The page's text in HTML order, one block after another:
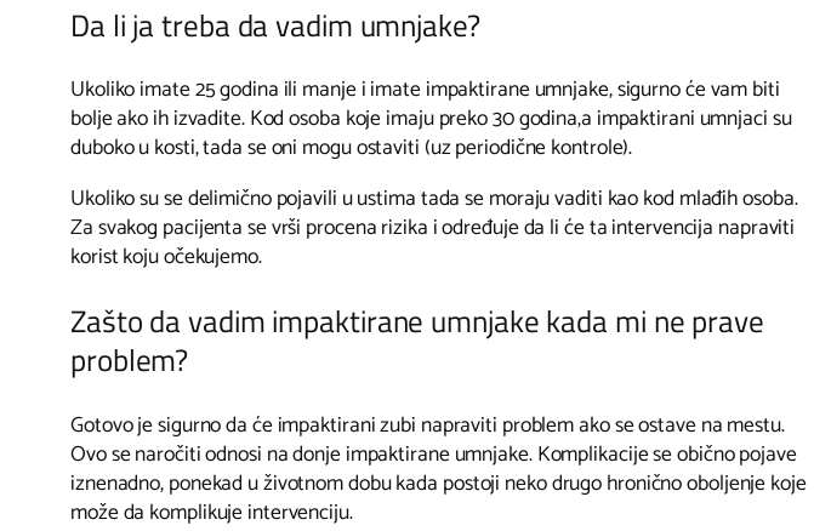
Da li ja treba da vadim umnjake?
Ukoliko imate 25 godina ili manje i imate impaktirane umnjake, sigurno će vam biti
bolje ako ih izvadite. Kod osoba koje imaju preko 30 godina,a impaktirani umnjaci su
duboko u kosti, tada se oni mogu ostaviti (uz periodične kontrole).
Ukoliko su se delimično pojavili u ustima tada se moraju vaditi kao kod mlađih osoba.
Za svakog pacijenta se vrši procena rizika i određuje da li će ta intervencija napraviti
korist koju očekujemo.
Zašto da vadim impaktirane umnjake kada mi ne prave
problem?
Gotovo je sigurno da će impaktirani zubi napraviti problem ako se ostave na mestu.
Ovo se naročiti odnosi na donje impaktirane umnjake. Komplikacije se obično pojave
iznenadno, ponekad u životnom dobu kada postoji neko drugo hronično oboljenje koje
može da komplikuje intervenciju.